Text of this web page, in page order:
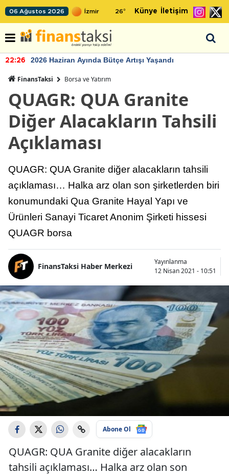
06 Ağustos 2026 26° Künye İletişim
22:26 2026 Haziran Ayında Bütçe Artışı Yaşandı
FinansTaksi Borsa ve Yatırım
QUAGR: QUA Granite
Diğer Alacakların Tahsili
Açıklaması
QUAGR: QUA Granite diğer alacakların tahsili
açıklaması… Halka arz olan son şirketlerden biri
konumundaki Qua Granite Hayal Yapı ve
Ürünleri Sanayi Ticaret Anonim Şirketi hissesi
QUAGR borsa
FinansTaksi Haber Merkezi
Yayınlanma
12 Nisan 2021 - 10:51
Abone Ol
QUAGR: QUA Granite diğer alacakların
tahsili açıklaması… Halka arz olan son